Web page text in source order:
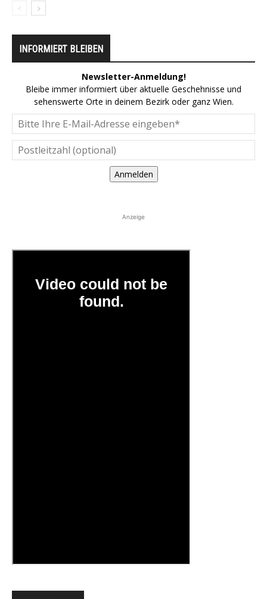
INFORMIERT BLEIBEN
Newsletter-Anmeldung!
Bleibe immer informiert über aktuelle Geschehnisse und
sehenswerte Orte in deinem Bezirk oder ganz Wien.
Anmelden
Anzeige